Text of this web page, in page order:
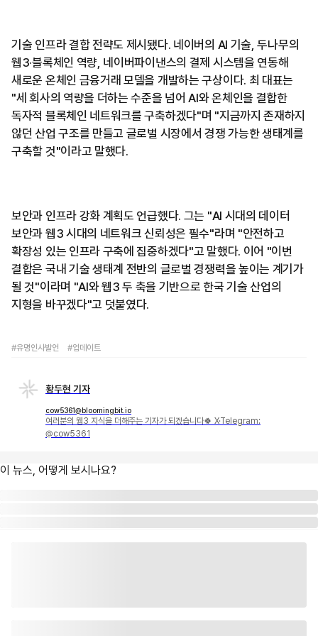
기술 인프라 결합 전략도 제시됐다. 네이버의 AI 기술, 두나무의
웹3·블록체인 역량, 네이버파이낸스의 결제 시스템을 연동해
새로운 온체인 금융거래 모델을 개발하는 구상이다. 최 대표는
"세 회사의 역량을 더하는 수준을 넘어 AI와 온체인을 결합한
독자적 블록체인 네트워크를 구축하겠다"며 "지금까지 존재하지
않던 산업 구조를 만들고 글로벌 시장에서 경쟁 가능한 생태계를
구축할 것"이라고 말했다.
보안과 인프라 강화 계획도 언급했다. 그는 "AI 시대의 데이터
보안과 웹3 시대의 네트워크 신뢰성은 필수"라며 "안전하고
확장성 있는 인프라 구축에 집중하겠다"고 말했다. 이어 "이번
결합은 국내 기술 생태계 전반의 글로벌 경쟁력을 높이는 계기가
될 것"이라며 "AI와 웹3 두 축을 기반으로 한국 기술 산업의
지형을 바꾸겠다"고 덧붙였다.
#유명인사발언 #업데이트
황두현 기자
cow5361@bloomingbit.io
여러분의 웹3 지식을 더해주는 기자가 되겠습니다🍀 X·Telegram:
@cow5361
이 뉴스, 어떻게 보시나요?